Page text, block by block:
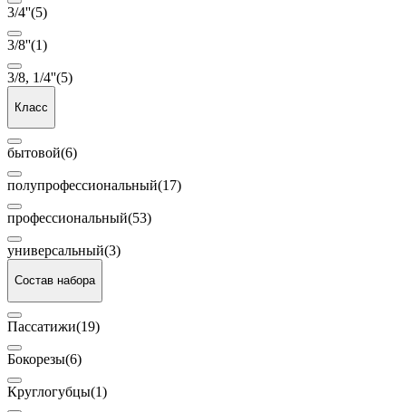
3/4''(5)
3/8''(1)
3/8, 1/4''(5)
Класс
бытовой(6)
полупрофессиональный(17)
профессиональный(53)
универсальный(3)
Состав набора
Пассатижи(19)
Бокорезы(6)
Круглогубцы(1)